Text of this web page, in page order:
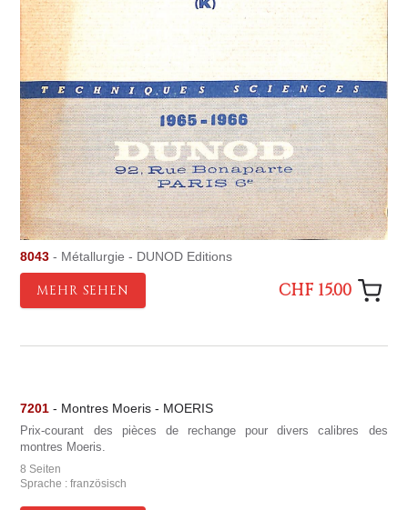
8043 - Métallurgie - DUNOD Editions
MEHR SEHEN CHF 15.00
7201 - Montres Moeris - MOERIS
Prix-courant des pièces de rechange pour divers calibres des
montres Moeris.
8 Seiten
Sprache : französisch